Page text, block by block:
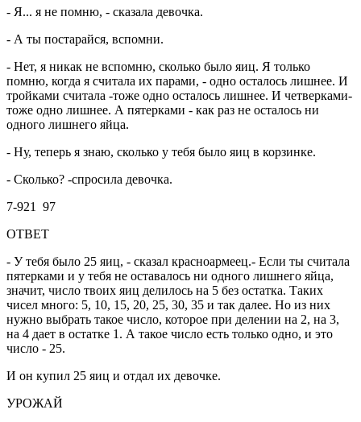
- Я... я не помню, - сказала девочка.
- А ты постарайся, вспомни.
- Нет, я никак не вспомню, сколько было яиц. Я только
помню, когда я считала их парами, - одно осталось лишнее. И
тройками считала -тоже одно осталось лишнее. И четверками-
тоже одно лишнее. А пятерками - как раз не осталось ни
одного лишнего яйца.
- Ну, теперь я знаю, сколько у тебя было яиц в корзинке.
- Сколько? -спросила девочка.
7-921 97
ОТВЕТ
- У тебя было 25 яиц, - сказал красноармеец.- Если ты считала
пятерками и у тебя не оставалось ни одного лишнего яйца,
значит, число твоих яиц делилось на 5 без остатка. Таких
чисел много: 5, 10, 15, 20, 25, 30, 35 и так далее. Но из них
нужно выбрать такое число, которое при делении на 2, на 3,
на 4 дает в остатке 1. А такое число есть только одно, и это
число - 25.
И он купил 25 яиц и отдал их девочке.
УРОЖАЙ